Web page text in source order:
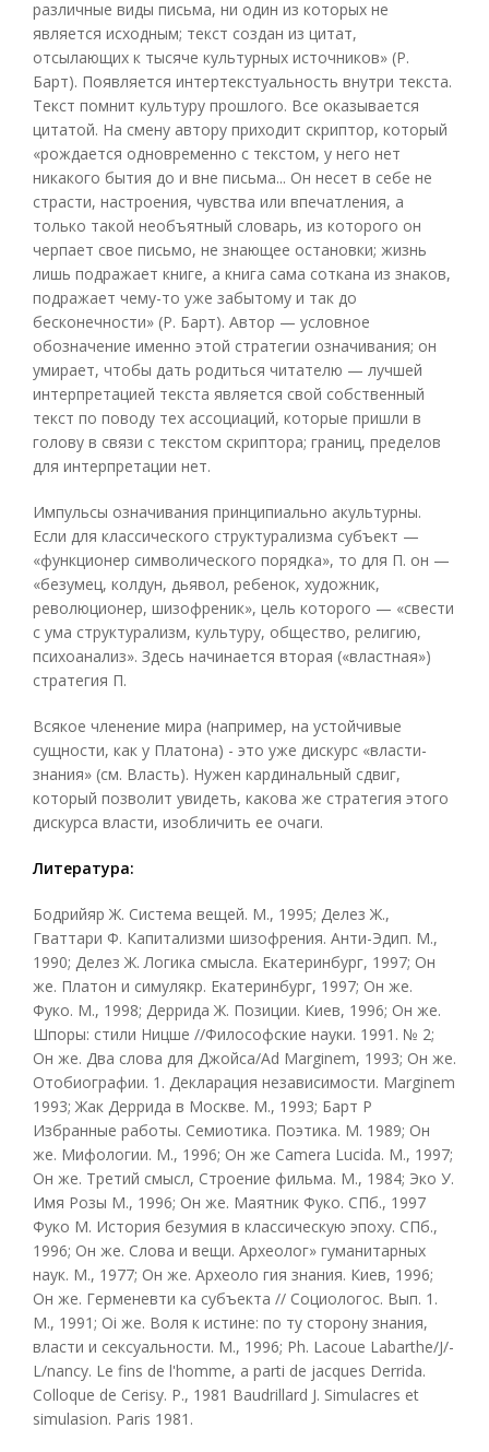
различные виды письма, ни один из которых не
является исходным; текст создан из цитат,
отсылающих к тысяче культурных источников» (Р.
Барт). Появляется интертекстуальность внутри текста.
Текст помнит культуру прошлого. Все оказывается
цитатой. На смену автору приходит скриптор, который
«рождается одновременно с текстом, у него нет
никакого бытия до и вне письма... Он несет в себе не
страсти, настроения, чувства или впечатления, а
только такой необъятный словарь, из которого он
черпает свое письмо, не знающее остановки; жизнь
лишь подражает книге, а книга сама соткана из знаков,
подражает чему-то уже забытому и так до
бесконечности» (Р. Барт). Автор — условное
обозначение именно этой стратегии означивания; он
умирает, чтобы дать родиться читателю — лучшей
интерпретацией текста является свой собственный
текст по поводу тех ассоциаций, которые пришли в
голову в связи с текстом скриптора; границ, пределов
для интерпретации нет.
Импульсы означивания принципиально акультурны.
Если для классического структурализма субъект —
«функционер символического порядка», то для П. он —
«безумец, колдун, дьявол, ребенок, художник,
революционер, шизофреник», цель которого — «свести
с ума структурализм, культуру, общество, религию,
психоанализ». Здесь начинается вторая («властная»)
стратегия П.
Всякое членение мира (например, на устойчивые
сущности, как у Платона) - это уже дискурс «власти-
знания» (см. Власть). Нужен кардинальный сдвиг,
который позволит увидеть, какова же стратегия этого
дискурса власти, изобличить ее очаги.
Литература:
Бодрийяр Ж. Система вещей. М., 1995; Делез Ж.,
Гваттари Ф. Капитализми шизофрения. Анти-Эдип. М.,
1990; Делез Ж. Логика смысла. Екатеринбург, 1997; Он
же. Платон и симулякр. Екатеринбург, 1997; Он же.
Фуко. М., 1998; Деррида Ж. Позиции. Киев, 1996; Он же.
Шпоры: стили Ницше //Философские науки. 1991. № 2;
Он же. Два слова для Джойса/Ad Marginem, 1993; Он же.
Отобиографии. 1. Декларация независимости. Marginem
1993; Жак Деррида в Москве. М., 1993; Барт Р
Избранные работы. Семиотика. Поэтика. М. 1989; Он
же. Мифологии. М., 1996; Он же Camera Lucida. М., 1997;
Он же. Третий смысл, Строение фильма. М., 1984; Эко У.
Имя Розы М., 1996; Он же. Маятник Фуко. СПб., 1997
Фуко М. История безумия в классическую эпоху. СПб.,
1996; Он же. Слова и вещи. Археолог» гуманитарных
наук. М., 1977; Он же. Археоло гия знания. Киев, 1996;
Он же. Герменевти ка субъекта // Социологос. Вып. 1.
М., 1991; Oi же. Воля к истине: по ту сторону знания,
власти и сексуальности. М., 1996; Ph. Lacoue Labarthe/J/-
L/nancy. Le fins de l'homme, a parti de jacques Derrida.
Colloque de Cerisy. P., 1981 Baudrillard J. Simulacres et
simulasion. Paris 1981.